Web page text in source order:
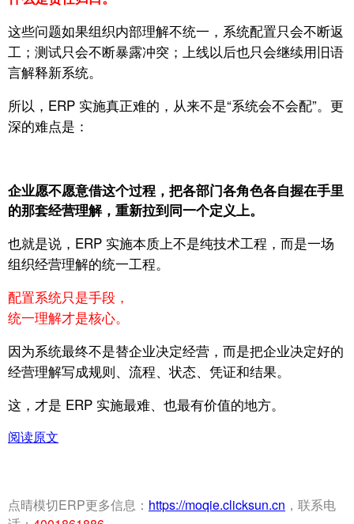
这些问题如果组织内部理解不统一， 系统配置只会不断返
工； 测试只会不断暴露冲突； 上线以后也只会继续用旧语
言解释新系统。
所以，ERP 实施真正难的，从来不是“系统会不会配”。 更
深的难点是：
企业愿不愿意借这个过程，把各部门各角色各自握在手里
的那套经营理解，重新拉到同一个定义上。
也就是说，ERP 实施本质上不是纯技术工程， 而是一场
组织经营理解的统一工程。
配置系统只是手段，
统一理解才是核心。
因为系统最终不是替企业决定经营， 而是把企业决定好的
经营理解写成规则、流程、状态、凭证和结果。
这，才是 ERP 实施最难、也最有价值的地方。
阅读原文
点晴模切ERP更多信息： https://moqie.clicksun.cn ，联系电